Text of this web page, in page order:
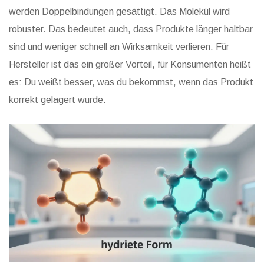
werden Doppelbindungen gesättigt. Das Molekül wird
robuster. Das bedeutet auch, dass Produkte länger haltbar
sind und weniger schnell an Wirksamkeit verlieren. Für
Hersteller ist das ein großer Vorteil, für Konsumenten heißt
es: Du weißt besser, was du bekommst, wenn das Produkt
korrekt gelagert wurde.